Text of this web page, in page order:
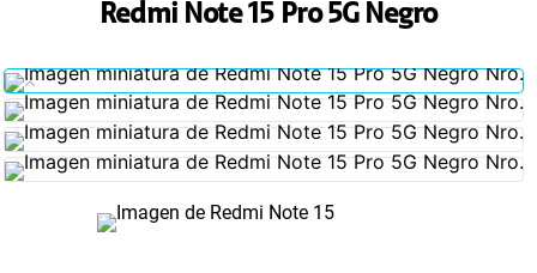
Redmi Note 15 Pro 5G Negro